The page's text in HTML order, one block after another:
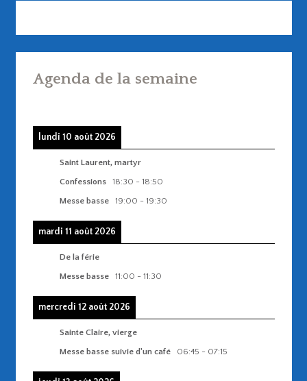
Agenda de la semaine
lundi 10 août 2026
Saint Laurent, martyr
Confessions
18:30 - 18:50
Messe basse
19:00 - 19:30
mardi 11 août 2026
De la férie
Messe basse
11:00 - 11:30
mercredi 12 août 2026
Sainte Claire, vierge
Messe basse suivie d'un café
06:45 - 07:15